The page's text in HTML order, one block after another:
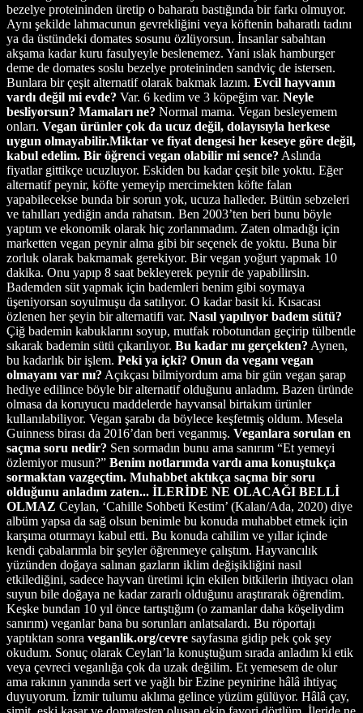
bezelye proteininden üretip o baharatı bastığında bir farkı olmuyor.
Aynı şekilde lahmacunun gevrekliğini veya köftenin baharatlı tadını
ya da üstündeki domates sosunu özlüyorsun. İnsanlar sabahtan
akşama kadar kuru fasulyeyle beslenemez. Yani ıslak hamburger
deme de domates soslu bezelye proteininden sandviç de istersen.
Bunlara bir çeşit alternatif olarak bakmak lazım. Evcil hayvanın
vardı değil mi evde? Var. 6 kedim ve 3 köpeğim var. Neyle
besliyorsun? Mamaları ne? Normal mama. Vegan besleyemem
onları. Vegan ürünler çok da ucuz değil, dolayısıyla herkese
uygun olmayabilir.Miktar ve fiyat dengesi her keseye göre değil,
kabul edelim. Bir öğrenci vegan olabilir mi sence? Aslında
fiyatlar gittikçe ucuzluyor. Eskiden bu kadar çeşit bile yoktu. Eğer
alternatif peynir, köfte yemeyip mercimekten köfte falan
yapabilecekse bunda bir sorun yok, ucuza halleder. Bütün sebzeleri
ve tahılları yediğin anda rahatsın. Ben 2003’ten beri bunu böyle
yaptım ve ekonomik olarak hiç zorlanmadım. Zaten olmadığı için
marketten vegan peynir alma gibi bir seçenek de yoktu. Buna bir
zorluk olarak bakmamak gerekiyor. Bir vegan yoğurt yapmak 10
dakika. Onu yapıp 8 saat bekleyerek peynir de yapabilirsin.
Bademden süt yapmak için bademleri benim gibi soymaya
üşeniyorsan soyulmuşu da satılıyor. O kadar basit ki. Kısacası
özlenen her şeyin bir alternatifi var. Nasıl yapılıyor badem sütü?
Çiğ bademin kabuklarını soyup, mutfak robotundan geçirip tülbentle
sıkarak bademin sütü çıkarılıyor. Bu kadar mı gerçekten? Aynen,
bu kadarlık bir işlem. Peki ya içki? Onun da veganı vegan
olmayanı var mı? Açıkçası bilmiyordum ama bir gün vegan şarap
hediye edilince böyle bir alternatif olduğunu anladım. Bazen üründe
olmasa da koruyucu maddelerde hayvansal birtakım ürünler
kullanılabiliyor. Vegan şarabı da böylece keşfetmiş oldum. Mesela
Guinness birası da 2016’dan beri veganmış. Veganlara sorulan en
saçma soru nedir? Sen sormadın bunu ama sanırım “Et yemeyi
özlemiyor musun?” Benim notlarımda vardı ama konuştukça
sormaktan vazgeçtim. Muhabbet aktıkça saçma bir soru
olduğunu anladım zaten... İLERİDE NE OLACAĞI BELLİ
OLMAZ Ceylan, ‘Cahille Sohbeti Kestim’ (Kalan/Ada, 2020) diye
albüm yapsa da sağ olsun benimle bu konuda muhabbet etmek için
karşıma oturmayı kabul etti. Bu konuda cahilim ve yıllar içinde
kendi çabalarımla bir şeyler öğrenmeye çalıştım. Hayvancılık
yüzünden doğaya salınan gazların iklim değişikliğini nasıl
etkilediğini, sadece hayvan üretimi için ekilen bitkilerin ihtiyacı olan
suyun bile doğaya ne kadar zararlı olduğunu araştırarak öğrendim.
Keşke bundan 10 yıl önce tartıştığım (o zamanlar daha köşeliydim
sanırım) veganlar bana bu sorunları anlatsalardı. Bu röportajı
yaptıktan sonra veganlik.org/cevre sayfasına gidip pek çok şey
okudum. Sonuç olarak Ceylan’la konuştuğum sırada anladım ki etik
veya çevreci veganlığa çok da uzak değilim. Et yemesem de olur
ama rakının yanında sert ve yağlı bir Ezine peynirine hâlâ ihtiyaç
duyuyorum. İzmir tulumu aklıma gelince yüzüm gülüyor. Hâlâ çay,